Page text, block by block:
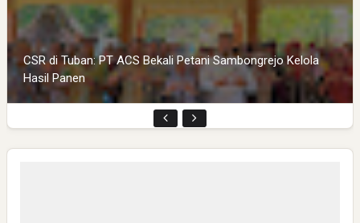
CSR di Tuban: PT ACS Bekali Petani Sambongrejo Kelola
Hasil Panen